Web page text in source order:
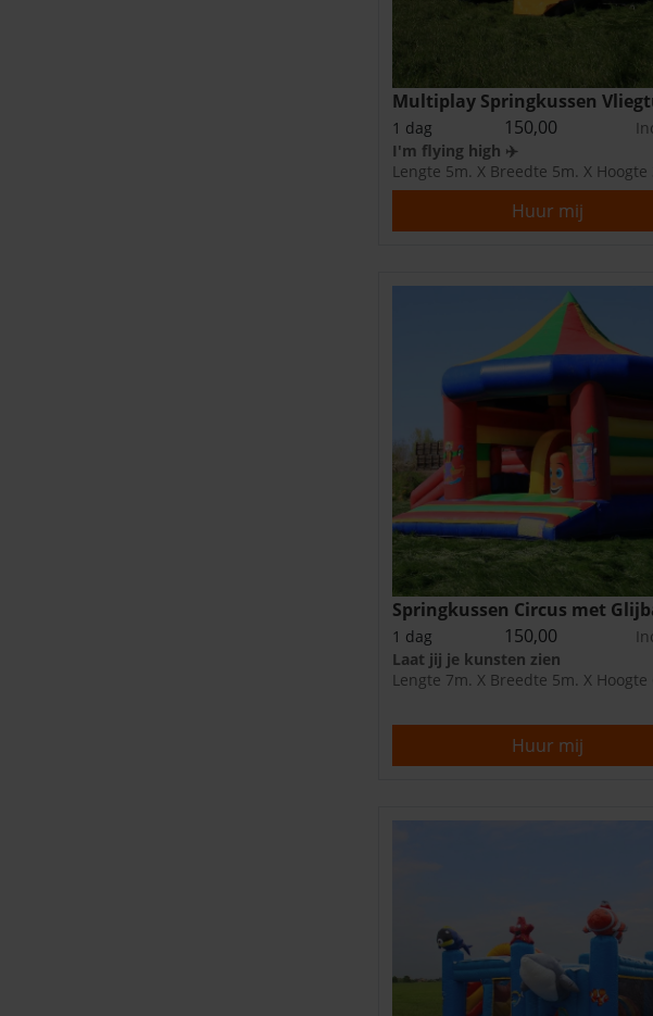
Multiplay Springkussen
1 dag 150,00
I'm flying high ✈️
Lengte 5m. X Breedte 5m. X Hoogte
Huur mij
Springkussen Circus met
1 dag 150,00
Laat jij je kunsten zien
Lengte 7m. X Breedte 5m. X Hoogte
Huur mij